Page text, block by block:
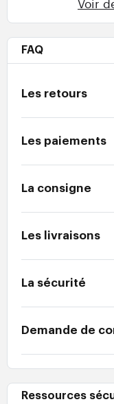
FAQ
Les retours
Les paiements
La consigne
Les livraisons
La sécurité
Demande de
Ressources